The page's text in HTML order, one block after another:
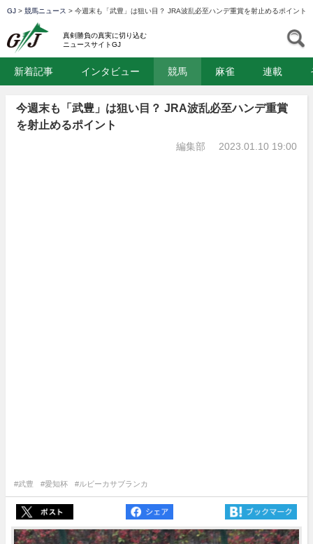
GJ > 競馬ニュース > 今週末も「武豊」は狙い目？ JRA波乱必至ハンデ重賞を射止めるポイント
真剣勝負の真実に切り込む
ニュースサイトGJ
新着記事 インタビュー 競馬 麻雀 連載
今週末も「武豊」は狙い目？ JRA波乱必至ハンデ重賞
を射止めるポイント
編集部 2023.01.10 19:00
#武豊 #愛知杯 #ルビーカサブランカ